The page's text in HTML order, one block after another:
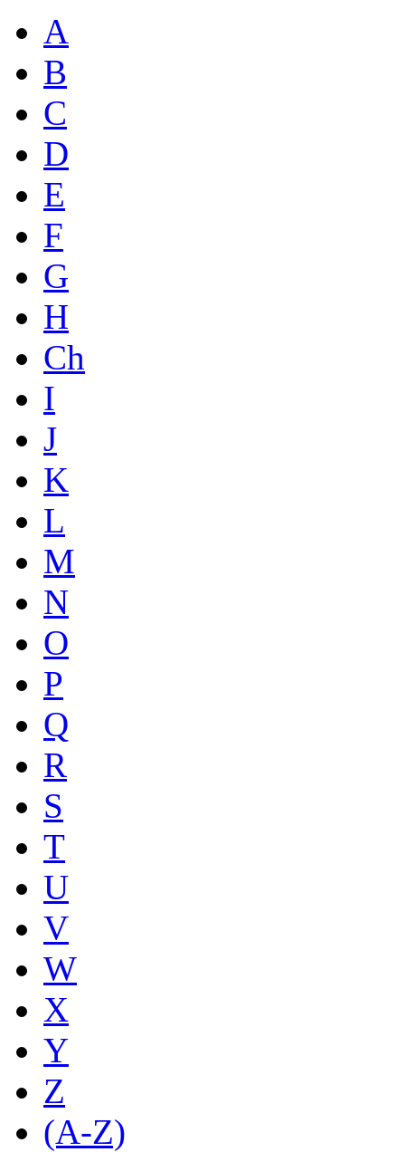
A
B
C
D
E
F
G
H
Ch
I
J
K
L
M
N
O
P
Q
R
S
T
U
V
W
X
Y
Z
(A-Z)